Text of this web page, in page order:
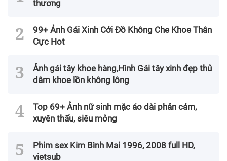
thương
99+ Ảnh Gái Xinh Cởi Đồ Không Che Khoe Thân
Cực Hot
Ảnh gái tây khoe hàng,Hình Gái tây xinh đẹp thủ
dâm khoe lồn không lông
Top 69+ Ảnh nữ sinh mặc áo dài phản cảm,
xuyên thấu, siêu mỏng
Phim sex Kim Bình Mai 1996, 2008 full HD,
vietsub